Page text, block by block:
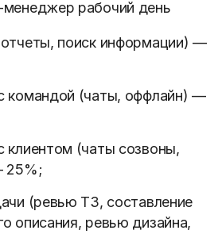
поиск информации) —
командой (чаты, оффлайн) —
клиентом (чаты созвоны,
25%;
(ревью ТЗ, составление
описания, ревью дизайна,